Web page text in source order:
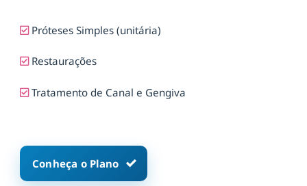
Próteses Simples (unitária)
Restaurações
Tratamento de Canal e Gengiva
Conheça o Plano